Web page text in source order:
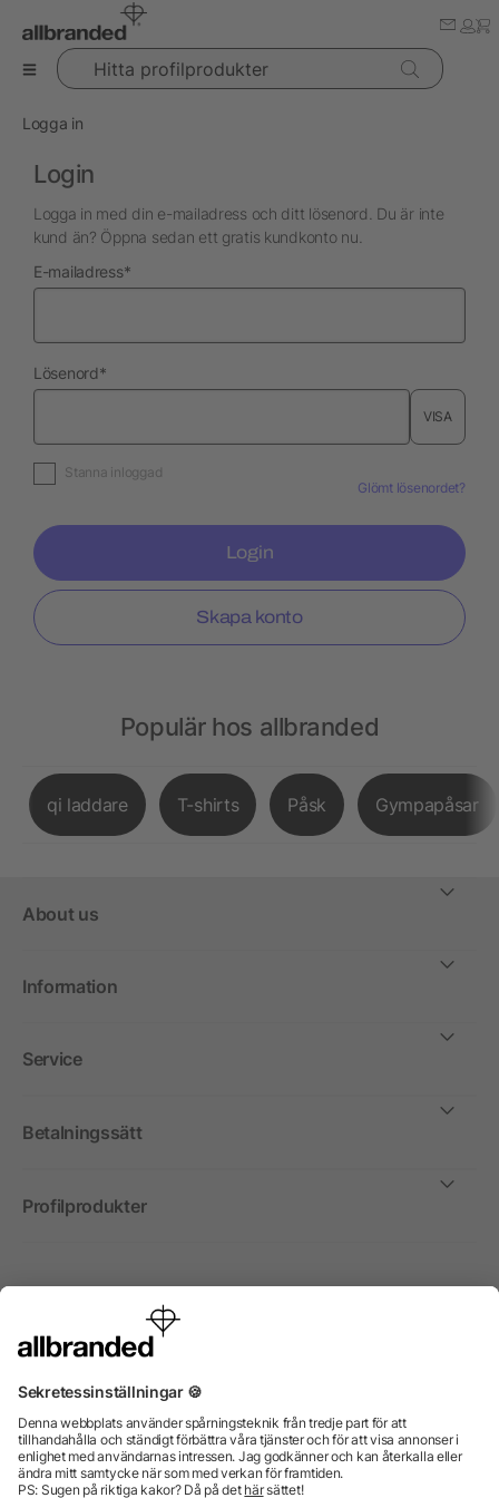
Hitta profilprodukter
Logga in
Login
Logga in med din e-mailadress och ditt lösenord. Du är inte
kund än? Öppna sedan ett gratis kundkonto nu.
E-mailadressnödvändig
*
Lösenordnödvändig
*
VISA
Stanna inloggad
Glömt lösenordet?
Login
Skapa konto
Populär hos allbranded
qi laddare T-shirts Påsk Gympapåsar
About us
Information
Service
Betalningssätt
Profilprodukter
Internationellt